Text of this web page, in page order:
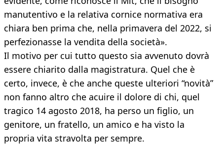
manutentivo e la relativa cornice normativa era
chiara ben prima che, nella primavera del 2022, si
perfezionasse la vendita della società».
Il motivo per cui tutto questo sia avvenuto dovrà
essere chiarito dalla magistratura. Quel che è
certo, invece, è che anche queste ulteriori “novità”
non fanno altro che acuire il dolore di chi, quel
tragico 14 agosto 2018, ha perso un figlio, un
genitore, un fratello, un amico e ha visto la
propria vita stravolta per sempre.